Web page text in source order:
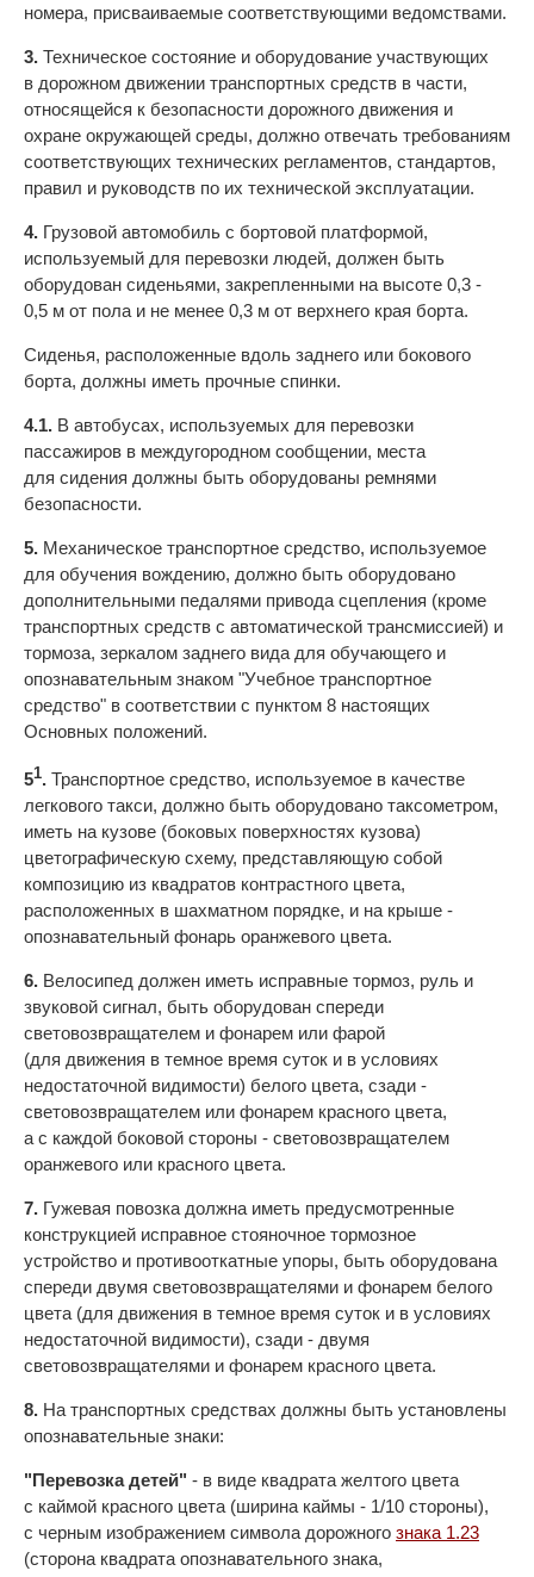
номера, присваиваемые соответствующими ведомствами.
3. Техническое состояние и оборудование участвующих
в дорожном движении транспортных средств в части,
относящейся к безопасности дорожного движения и
охране окружающей среды, должно отвечать требованиям
соответствующих технических регламентов, стандартов,
правил и руководств по их технической эксплуатации.
4. Грузовой автомобиль с бортовой платформой,
используемый для перевозки людей, должен быть
оборудован сиденьями, закрепленными на высоте 0,3 -
0,5 м от пола и не менее 0,3 м от верхнего края борта.
Сиденья, расположенные вдоль заднего или бокового
борта, должны иметь прочные спинки.
4.1. В автобусах, используемых для перевозки
пассажиров в междугородном сообщении, места
для сидения должны быть оборудованы ремнями
безопасности.
5. Механическое транспортное средство, используемое
для обучения вождению, должно быть оборудовано
дополнительными педалями привода сцепления (кроме
транспортных средств с автоматической трансмиссией) и
тормоза, зеркалом заднего вида для обучающего и
опознавательным знаком "Учебное транспортное
средство" в соответствии с пунктом 8 настоящих
Основных положений.
51. Транспортное средство, используемое в качестве
легкового такси, должно быть оборудовано таксометром,
иметь на кузове (боковых поверхностях кузова)
цветографическую схему, представляющую собой
композицию из квадратов контрастного цвета,
расположенных в шахматном порядке, и на крыше -
опознавательный фонарь оранжевого цвета.
6. Велосипед должен иметь исправные тормоз, руль и
звуковой сигнал, быть оборудован спереди
световозвращателем и фонарем или фарой
(для движения в темное время суток и в условиях
недостаточной видимости) белого цвета, сзади -
световозвращателем или фонарем красного цвета,
а с каждой боковой стороны - световозвращателем
оранжевого или красного цвета.
7. Гужевая повозка должна иметь предусмотренные
конструкцией исправное стояночное тормозное
устройство и противооткатные упоры, быть оборудована
спереди двумя световозвращателями и фонарем белого
цвета (для движения в темное время суток и в условиях
недостаточной видимости), сзади - двумя
световозвращателями и фонарем красного цвета.
8. На транспортных средствах должны быть установлены
опознавательные знаки:
"Перевозка детей" - в виде квадрата желтого цвета
с каймой красного цвета (ширина каймы - 1/10 стороны),
с черным изображением символа дорожного знака 1.23
(сторона квадрата опознавательного знака,